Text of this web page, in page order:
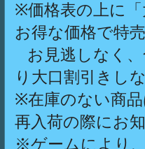
※価格表の上に
お得な価格で特
お見逃しなく
り大口割引きし
※在庫のない商
再入荷の際にお
※ゲームにより